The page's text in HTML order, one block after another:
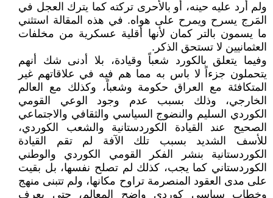
ولم أرد عليه حينه، أو بالأحرى تركته كما يترك العجل في
المَرج يسرح ويمرح على هواه. في هذه المقالة استثني
ما يسمون بالتر كمان لأنها أقلية عسكرية من مخلفات
العثمانيين لا تستحق الذكر.
وفيما يتعلق بالكورد شعباً وقيادة، بلا أدنى شك أنهم
يتحملون جزءاً لا باس به مما هم فيه في علاقاتهم غير
المتكافئة مع العراق حكومة وشعباً، وكذلك مع العالم
الخارجي، وذلك بسبب عدم وجود الوعي القومي
الكوردي السليم والنضوج السياسي والثقافي والاجتماعي
الصحيح عند القيادة الكوردستانية والشعب الكوردي،
للأسف الشديد بسبب تلك الآفة لم تقم القيادة
الكوردستانية بنشر الفكر القومي الكوردي والوطني
الكوردستاني كما يجب، كذلك لم تصلح نفسها، بل بقيت
على مدى العقود المنصرمة تراوح مكانها، ولم تتبنى منهج
وخطاب سياسي كوردي واضح المعالم، حتى يعرف